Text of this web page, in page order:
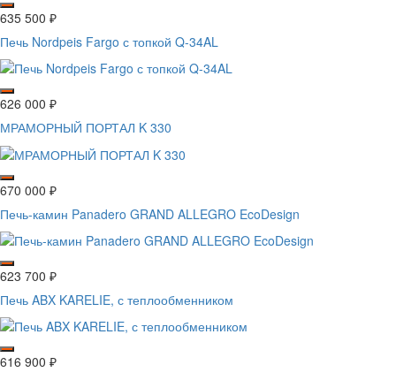
635 500 ₽
Печь Nordpeis Fargo с топкой Q-34AL
626 000 ₽
МРАМОРНЫЙ ПОРТАЛ K 330
670 000 ₽
Печь-камин Panadero GRAND ALLEGRO EcoDesign
623 700 ₽
Печь ABX KARELIE, с теплообменником
616 900 ₽